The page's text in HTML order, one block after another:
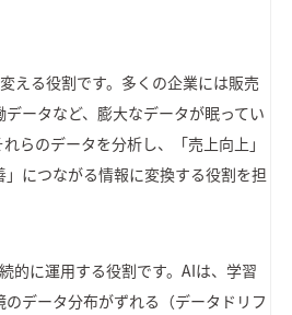
える役割です。多くの企業には販売
ータなど、膨大なデータが眠ってい
らのデータを分析し、「売上向上」
」につながる情報に変換する役割を担
的に運用する役割です。AIは、学習
データ分布がずれる（データドリフ